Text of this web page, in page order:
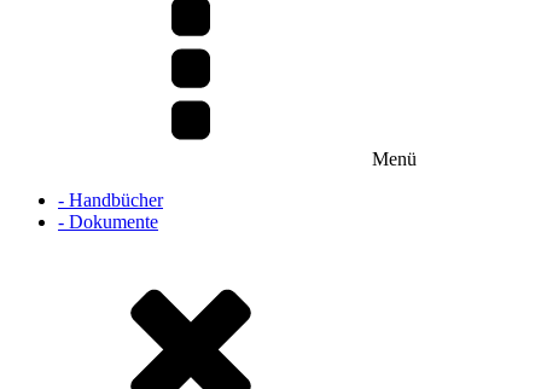
Menü
- Handbücher
- Dokumente